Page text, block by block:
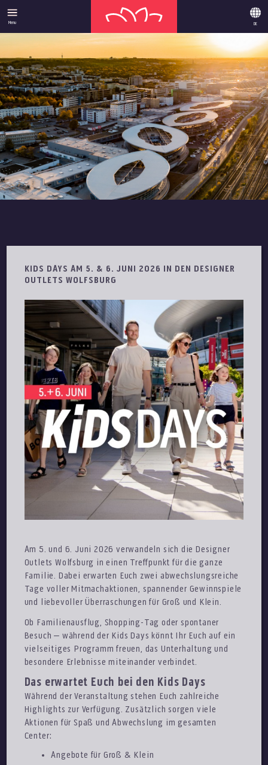
Menu DE
KIDS DAYS AM 5. & 6. JUNI 2026 IN DEN DESIGNER
OUTLETS WOLFSBURG
Am 5. und 6. Juni 2026 verwandeln sich die Designer
Outlets Wolfsburg in einen Treffpunkt für die ganze
Familie. Dabei erwarten Euch zwei abwechslungsreiche
Tage voller Mitmachaktionen, spannender Gewinnspiele
und liebevoller Überraschungen für Groß und Klein.
Ob Familienausflug, Shopping-Tag oder spontaner
Besuch – während der Kids Days könnt Ihr Euch auf ein
vielseitiges Programm freuen, das Unterhaltung und
besondere Erlebnisse miteinander verbindet.
Das erwartet Euch bei den Kids Days
Während der Veranstaltung stehen Euch zahlreiche
Highlights zur Verfügung. Zusätzlich sorgen viele
Aktionen für Spaß und Abwechslung im gesamten
Center:
Angebote für Groß & Klein